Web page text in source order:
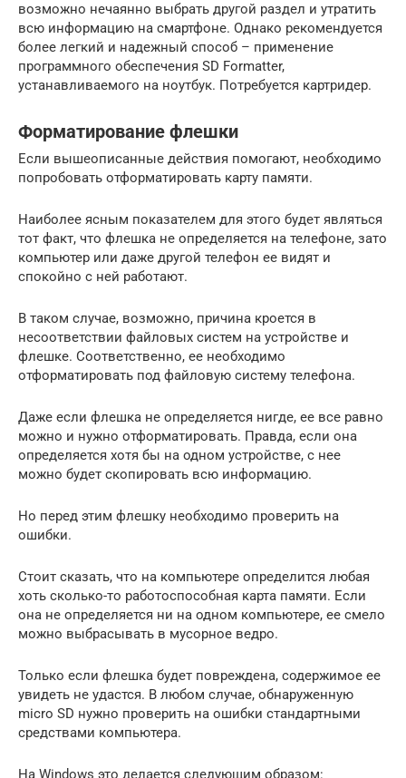
возможно нечаянно выбрать другой раздел и утратить
всю информацию на смартфоне. Однако рекомендуется
более легкий и надежный способ – применение
программного обеспечения SD Formatter,
устанавливаемого на ноутбук. Потребуется картридер.
Форматирование флешки
Если вышеописанные действия помогают, необходимо
попробовать отформатировать карту памяти.
Наиболее ясным показателем для этого будет являться
тот факт, что флешка не определяется на телефоне, зато
компьютер или даже другой телефон ее видят и
спокойно с ней работают.
В таком случае, возможно, причина кроется в
несоответствии файловых систем на устройстве и
флешке. Соответственно, ее необходимо
отформатировать под файловую систему телефона.
Даже если флешка не определяется нигде, ее все равно
можно и нужно отформатировать. Правда, если она
определяется хотя бы на одном устройстве, с нее
можно будет скопировать всю информацию.
Но перед этим флешку необходимо проверить на
ошибки.
Стоит сказать, что на компьютере определится любая
хоть сколько-то работоспособная карта памяти. Если
она не определяется ни на одном компьютере, ее смело
можно выбрасывать в мусорное ведро.
Только если флешка будет повреждена, содержимое ее
увидеть не удастся. В любом случае, обнаруженную
micro SD нужно проверить на ошибки стандартными
средствами компьютера.
На Windows это делается следующим образом: